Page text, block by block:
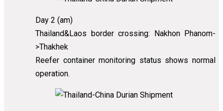
Day 2 (am)
Thailand&Laos border crossing: Nakhon Phanom-
>Thakhek
Reefer container monitoring status shows normal
operation.